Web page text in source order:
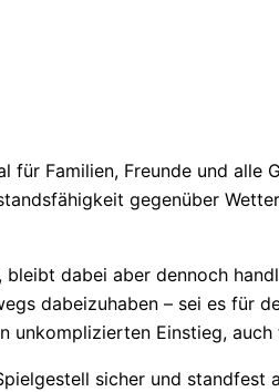
Familien, Freunde und alle
gegenüber
dabei aber dennoch
dabeizuhaben – sei es für
unkomplizierten Einstieg, auch
sicher und standfest